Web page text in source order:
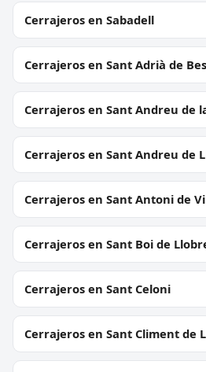
Cerrajeros en Sabadell
Cerrajeros en Sant Adrià de
Cerrajeros en Sant Andreu de
Cerrajeros en Sant Andreu de
Cerrajeros en Sant Antoni de
Cerrajeros en Sant Boi de
Cerrajeros en Sant Celoni
Cerrajeros en Sant Climent de